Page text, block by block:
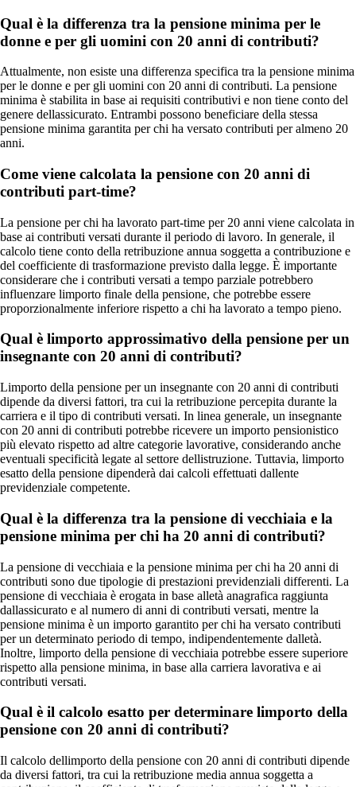
Qual è la differenza tra la pensione minima per le
donne e per gli uomini con 20 anni di contributi?
Attualmente, non esiste una differenza specifica tra la pensione minima
per le donne e per gli uomini con 20 anni di contributi. La pensione
minima è stabilita in base ai requisiti contributivi e non tiene conto del
genere dellassicurato. Entrambi possono beneficiare della stessa
pensione minima garantita per chi ha versato contributi per almeno 20
anni.
Come viene calcolata la pensione con 20 anni di
contributi part-time?
La pensione per chi ha lavorato part-time per 20 anni viene calcolata in
base ai contributi versati durante il periodo di lavoro. In generale, il
calcolo tiene conto della retribuzione annua soggetta a contribuzione e
del coefficiente di trasformazione previsto dalla legge. È importante
considerare che i contributi versati a tempo parziale potrebbero
influenzare limporto finale della pensione, che potrebbe essere
proporzionalmente inferiore rispetto a chi ha lavorato a tempo pieno.
Qual è limporto approssimativo della pensione per un
insegnante con 20 anni di contributi?
Limporto della pensione per un insegnante con 20 anni di contributi
dipende da diversi fattori, tra cui la retribuzione percepita durante la
carriera e il tipo di contributi versati. In linea generale, un insegnante
con 20 anni di contributi potrebbe ricevere un importo pensionistico
più elevato rispetto ad altre categorie lavorative, considerando anche
eventuali specificità legate al settore dellistruzione. Tuttavia, limporto
esatto della pensione dipenderà dai calcoli effettuati dallente
previdenziale competente.
Qual è la differenza tra la pensione di vecchiaia e la
pensione minima per chi ha 20 anni di contributi?
La pensione di vecchiaia e la pensione minima per chi ha 20 anni di
contributi sono due tipologie di prestazioni previdenziali differenti. La
pensione di vecchiaia è erogata in base alletà anagrafica raggiunta
dallassicurato e al numero di anni di contributi versati, mentre la
pensione minima è un importo garantito per chi ha versato contributi
per un determinato periodo di tempo, indipendentemente dalletà.
Inoltre, limporto della pensione di vecchiaia potrebbe essere superiore
rispetto alla pensione minima, in base alla carriera lavorativa e ai
contributi versati.
Qual è il calcolo esatto per determinare limporto della
pensione con 20 anni di contributi?
Il calcolo dellimporto della pensione con 20 anni di contributi dipende
da diversi fattori, tra cui la retribuzione media annua soggetta a